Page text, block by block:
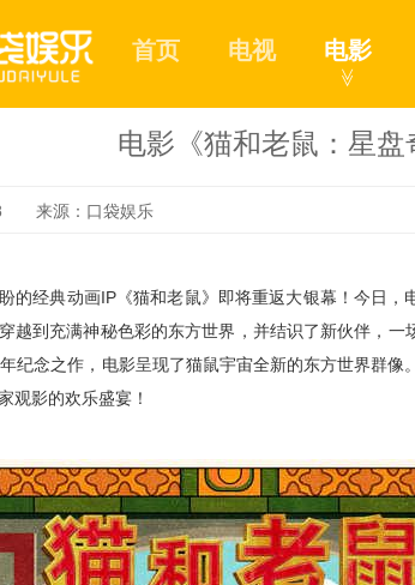
首页 电视 电影
≫
电影《猫和老鼠：星
来源：口袋娱乐
的经典动画IP《猫和老鼠》即将重返大银幕！今日，
越到充满神秘色彩的东方世界 ， 并结识了新伙伴， 一
纪念之作， 电影呈现了猫鼠宇宙全新的东方世界群像
观影的欢乐盛宴！